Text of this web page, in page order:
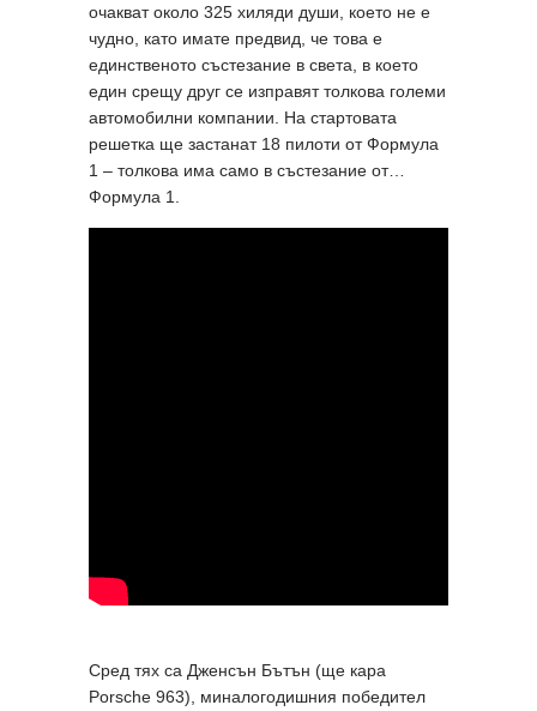
очакват около 325 хиляди души, което не е
чудно, като имате предвид, че това е
единственото състезание в света, в което
един срещу друг се изправят толкова големи
автомобилни компании. На стартовата
решетка ще застанат 18 пилоти от Формула
1 – толкова има само в състезание от…
Формула 1.
Сред тях са Дженсън Бътън (ще кара
Porsche 963), миналогодишния победител